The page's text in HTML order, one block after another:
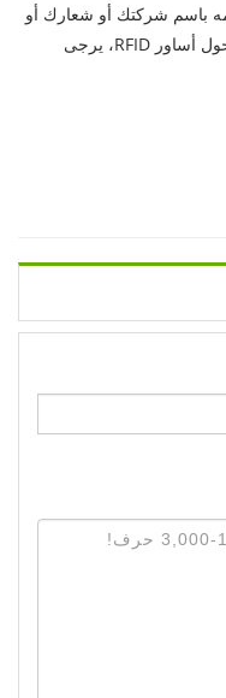
باسم شركتك أو شعارك أو
أي رسالة ترويجية. إذا كان لديك أي سؤال حول أساور RFID، يرجى